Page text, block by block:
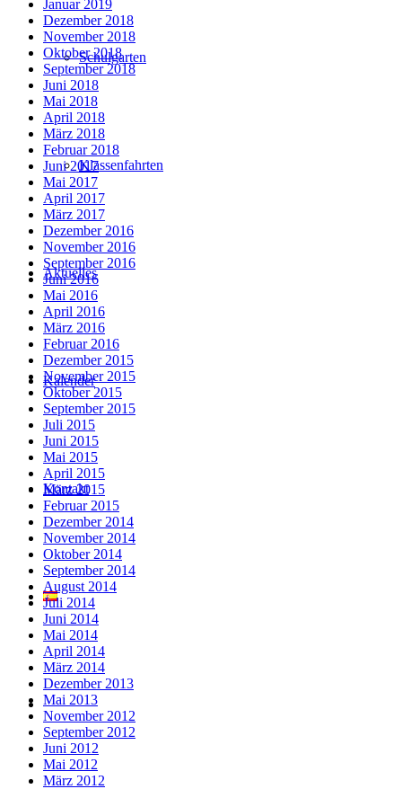
Schulgarten
Klassenfahrten
Aktuelles
Kalender
Kontakt
Suche
Januar 2019
Dezember 2018
November 2018
Oktober 2018
September 2018
Juni 2018
Mai 2018
April 2018
März 2018
Februar 2018
Juni 2017
Mai 2017
April 2017
März 2017
Dezember 2016
November 2016
September 2016
Juni 2016
Mai 2016
April 2016
März 2016
Februar 2016
Dezember 2015
November 2015
Oktober 2015
September 2015
Juli 2015
Juni 2015
Mai 2015
April 2015
März 2015
Februar 2015
Dezember 2014
November 2014
Oktober 2014
September 2014
August 2014
Juli 2014
Juni 2014
Mai 2014
April 2014
März 2014
Dezember 2013
Mai 2013
November 2012
September 2012
Juni 2012
Mai 2012
März 2012